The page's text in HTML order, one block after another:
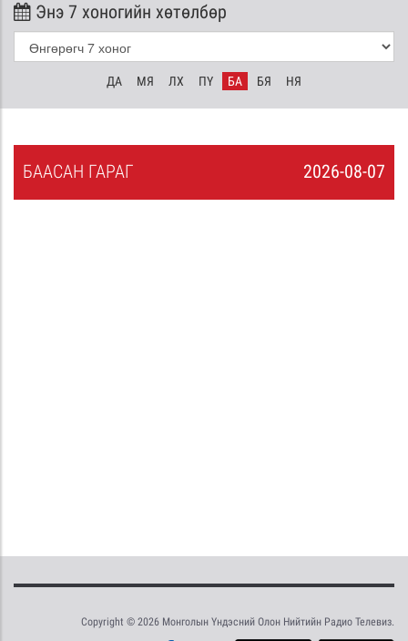
Энэ 7 хоногийн хөтөлбөр
ДА МЯ ЛХ ПҮ БА БЯ НЯ
2026-08-07
БААСАН ГАРАГ
Copyright © 2026 Монголын Үндэсний Олон Нийтийн Радио Телевиз.